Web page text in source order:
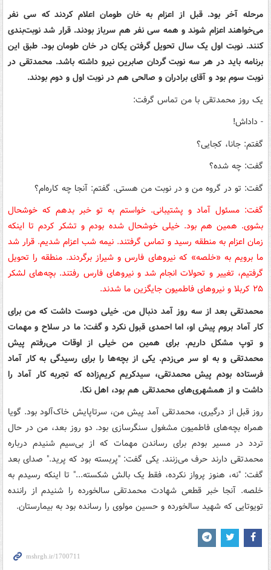
مرحله آخر بود. قبل از اعزام به خان طومان اعلام کردند که سی نفر
می‌خواهند اعزام شوند و همه سی نفر هم سرباز بودند. قرار شد نوبت‌بندی
کنند. نوبت اول یک سال تحویل گرفتن یکان در خان طومان بود. طبق این
برنامه باید در هر سه نوبت گردان صابرین نیرو داشته باشد. محمدتقی در
نوبت سوم بود و آقای برادران و صالحی هم در نوبت اول و دوم بودند.
یک روز محمدتقی با من تماس گرفت:
- داداش!
گفتم: جانا، کجایی؟
گفت: چه شده؟
گفت: تو در گروه من و در نوبت من هستی. گفتم: آنجا چه کاره‌ام؟
گفت: مسئول آماد و پشتیبانی. خواستم به تو خبر بدهم که خوشحال
بشوی. همین هم بود. خیلی خوشحال شده بودم و تشکر کردم تا اینکه
زمان اعزام به منطقه رسید و تماس گرفتند. نیمه شب اعزام شدیم. قرار شد
ما برویم به «خلصه» که نیروهای فارس و شیراز برگردند. منطقه را تحویل
گرفتیم، تغییر و تحولات انجام شد و نیروهای فارس رفتند. بچه‌های لشکر
۲۵ کربلا و نیروهای فاطمیون جایگزین ما شدند.
محمدتقی بعد از سه روز آمد دنبال من. خیلی دوست داشت که من برای
کار آماد بروم پیش او، اما احمدی قبول نکرد و گفت: ما در سلاح و مهمات
و توپ مشکل داریم. برای همین من خیلی از اوقات می‌رفتم پیش
محمدتقی و به او سر می‌زدم. یکی از بچه‌ها را برای رسیدگی به کار آماد
فرستاده بودم پیش محمدتقی، سیدکریم کریم‌زاده که تجربه کار آماد را
داشت و از همشهری‌های محمدتقی هم بود، اهل نکا.
روز قبل از درگیری، محمدتقی آمد پیش من، سرتاپایش خاک‌آلود بود. گویا
همراه بچه‌های فاطمیون مشغول سنگرسازی بود. دو روز بعد، من در حال
تردد در مسیر بودم برای رساندن مهمات که از بی‌سیم شنیدم درباره
محمدتقی دارند حرف می‌زنند. یکی گفت: "پربسته بود که پرید." صدای بعد
گفت: "نه، هنوز پرواز نکرده، فقط یک بالش شکسته..." تا اینکه رسیدم به
خلصه. آنجا خبر قطعی شهادت محمدتقی سالخورده را شنیدم از راننده
تویوتایی که شهید سالخورده و حسین مولوی را رسانده بود به بیمارستان.